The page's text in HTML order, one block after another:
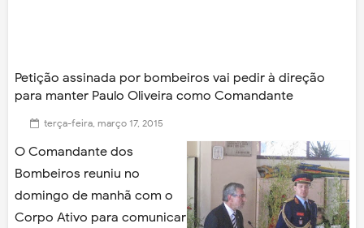
Petição assinada por bombeiros vai pedir à direção
para manter Paulo Oliveira como Comandante
terça-feira, março 17, 2015
O Comandante dos
Bombeiros reuniu no
domingo de manhã com o
Corpo Ativo para comunicar